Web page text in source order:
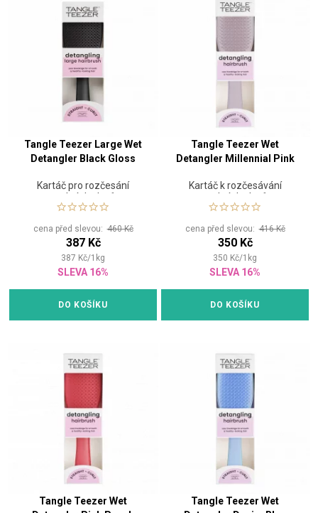
Tangle Teezer Large Wet
Detangler Black Gloss
Kartáč pro rozčesání
mokrých vlasů
cena před slevou:460 Kč
387 Kč
387 Kč/1 kg
SLEVA 16%
DO KOŠÍKU
Tangle Teezer Wet
Detangler Millennial Pink
Kartáč k rozčesávání
mokrých vlasů
cena před slevou:416 Kč
350 Kč
350 Kč/1 kg
SLEVA 16%
DO KOŠÍKU
Tangle Teezer Wet
Tangle Teezer Wet